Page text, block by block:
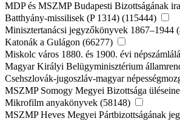
MDP és MSZMP Budapesti Bizottságának
Batthyány-missilisek (P 1314) (115444)
Minisztertanácsi jegyzőkönyvek 1867–1944
Katonák a Gulágon (66277)
Miskolc város 1880. és 1900. évi
Magyar Királyi Belügyminisztérium
Csehszlovák-jugoszláv-magyar
MSZMP Somogy Megyei Bizottsága
Mikrofilm anyakönyvek (58148)
MSZMP Heves Megyei Pártbizottságának